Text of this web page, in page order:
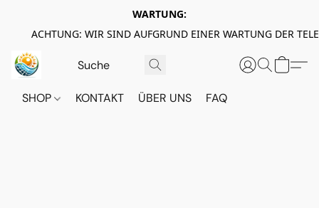
WARTUNG:
ACHTUNG: WIR SIND AUFGRUND EINER WARTUNG DER
SHOP KONTAKT ÜBER UNS FAQ